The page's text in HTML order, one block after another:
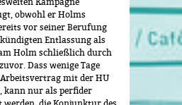
obwohl er Holms
vor seiner Berufung
Entlassung als
Holm schließlich durch
Dass wenige Tage
mit der HU
kann nur als perfider